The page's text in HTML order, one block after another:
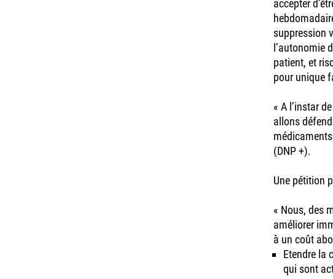
accepter
suppression
l’autonomie
patient, et
pour unique
« A l’instar
allons
(DNP +).
Une pétition
« Nous, des
améliorer
à un coût
Etendre la
qui sont